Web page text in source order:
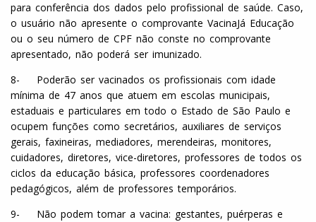
para conferência dos dados pelo profissional de saúde. Caso,
o usuário não apresente o comprovante VacinaJá Educação
ou o seu número de CPF não conste no comprovante
apresentado, não poderá ser imunizado.
8- Poderão ser vacinados os profissionais com idade
mínima de 47 anos que atuem em escolas municipais,
estaduais e particulares em todo o Estado de São Paulo e
ocupem funções como secretários, auxiliares de serviços
gerais, faxineiras, mediadores, merendeiras, monitores,
cuidadores, diretores, vice-diretores, professores de todos os
ciclos da educação básica, professores coordenadores
pedagógicos, além de professores temporários.
9- Não podem tomar a vacina: gestantes, puérperas e